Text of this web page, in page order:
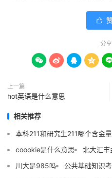

分
    
上一篇
hot英语是什么意思
相关推荐
本科211和研究生211哪个含金
coookie是什么意思
北大汇
川大是985吗
公共基础知识